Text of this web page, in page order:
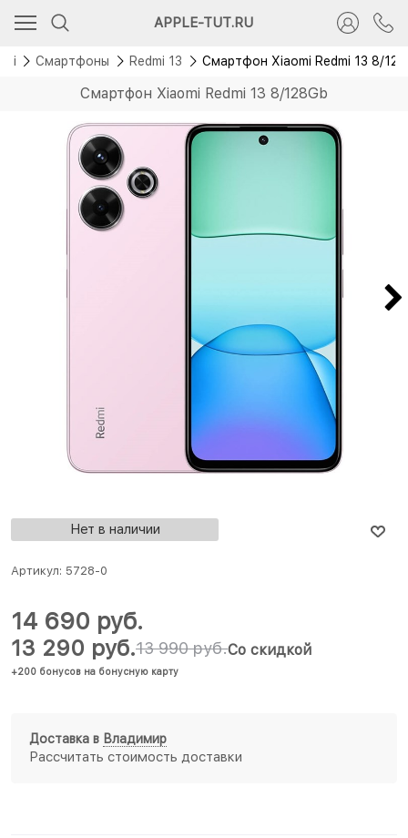
APPLE-TUT.RU
Смартфоны Redmi 13 Смартфон Xiaomi Redmi 13 8/
Смартфон Xiaomi Redmi 13 8/128Gb
Скидка 700 руб.
Нет в наличии
Артикул: 5728-0
13 990 руб.
13 290 руб.
+200 бонусов на бонусную карту
Со скидкой
14 690 руб.
Доставка в Владимир
Рассчитать стоимость доставки